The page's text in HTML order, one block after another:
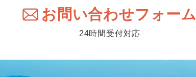
お問い合わせフォーム
24時間受付対応